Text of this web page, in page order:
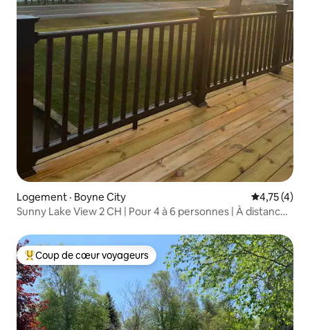
Logement · Boyne City Note
4,75 (4)
Sunny Lake View 2 CH | Pour 4 à 6 personnes | À distance
Coup de cœur voyageurs parmi les plus aimés
Coup de cœur voyageurs